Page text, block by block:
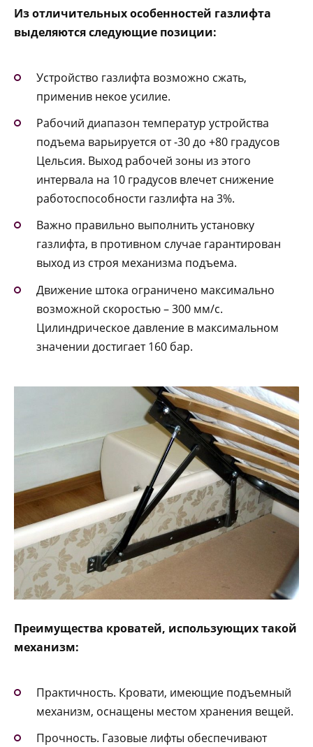
Из отличительных особенностей газлифта
выделяются следующие позиции:
Устройство газлифта возможно сжать,
применив некое усилие.
Рабочий диапазон температур устройства
подъема варьируется от -30 до +80 градусов
Цельсия. Выход рабочей зоны из этого
интервала на 10 градусов влечет снижение
работоспособности газлифта на 3%.
Важно правильно выполнить установку
газлифта, в противном случае гарантирован
выход из строя механизма подъема.
Движение штока ограничено максимально
возможной скоростью – 300 мм/с.
Цилиндрическое давление в максимальном
значении достигает 160 бар.
Преимущества кроватей, использующих такой
механизм:
Практичность. Кровати, имеющие подъемный
механизм, оснащены местом хранения вещей.
Прочность. Газовые лифты обеспечивают